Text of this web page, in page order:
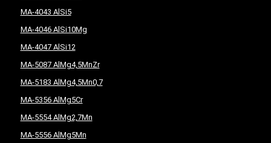
MA-4043 AlSi5
MA-4046 AlSi10Mg
MA-4047 AlSi12
MA-5087 AlMg4,5MnZr
MA-5183 AlMg4,5Mn0,7
MA-5356 AlMg5Cr
MA-5554 AlMg2,7Mn
MA-5556 AlMg5Mn